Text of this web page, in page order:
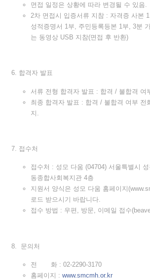
면접 일정은 상황에 따라 변경될 수 있음.
2차 면접시 입증서류 지참 : 자격증 사본
성적증명서 1부, 주민등록등본 1부, 3분
는 동영상 USB 지참(면접 후 반환)
합격자 발표
서류 전형 합격자 발표 : 합격 / 불합격 여
최종 합격자 발표 : 합격 / 불합격 여부 전
지.
접수처
접수처 : 성모 다움 (04704) 서울특별시
동종합사회복지관 4층
지원서 양식은 성모 다움 홈페이지
로드 받으시기 바랍니다.
접수 방법 : 우편, 방문, 이메일 접수
문의처
전 화 : 02-2290-3170
홈페이지 : www.smcmh.or.kr